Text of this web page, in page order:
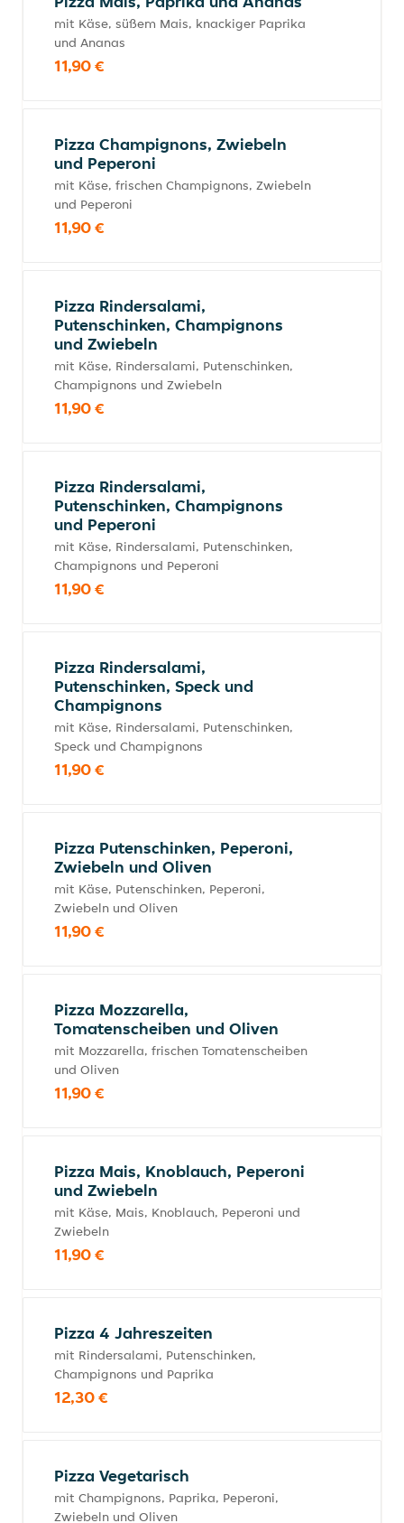
mit Käse, süßem Mais, knackiger Paprika
und Ananas
11,90 €
Pizza Champignons, Zwiebeln
und Peperoni
mit Käse, frischen Champignons, Zwiebeln
und Peperoni
11,90 €
Pizza Rindersalami,
Putenschinken, Champignons
und Zwiebeln
mit Käse, Rindersalami, Putenschinken,
Champignons und Zwiebeln
11,90 €
Pizza Rindersalami,
Putenschinken, Champignons
und Peperoni
mit Käse, Rindersalami, Putenschinken,
Champignons und Peperoni
11,90 €
Pizza Rindersalami,
Putenschinken, Speck und
Champignons
mit Käse, Rindersalami, Putenschinken,
Speck und Champignons
11,90 €
Pizza Putenschinken, Peperoni,
Zwiebeln und Oliven
mit Käse, Putenschinken, Peperoni,
Zwiebeln und Oliven
11,90 €
Pizza Mozzarella,
Tomatenscheiben und Oliven
mit Mozzarella, frischen Tomatenscheiben
und Oliven
11,90 €
Pizza Mais, Knoblauch, Peperoni
und Zwiebeln
mit Käse, Mais, Knoblauch, Peperoni und
Zwiebeln
11,90 €
Pizza 4 Jahreszeiten
mit Rindersalami, Putenschinken,
Champignons und Paprika
12,30 €
Pizza Vegetarisch
mit Champignons, Paprika, Peperoni,
Zwiebeln und Oliven